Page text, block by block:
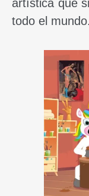
artística que
todo el mundo.